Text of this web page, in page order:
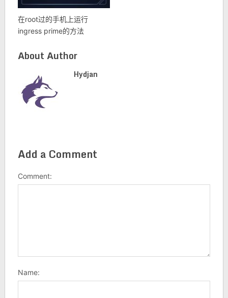
在root过的手机上运行
ingress prime的方法
About Author
Hydjan
Add a Comment
Comment:
Name: